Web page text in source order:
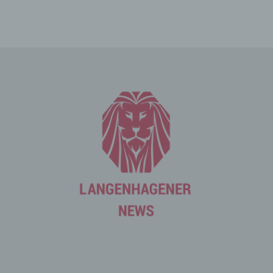
gelöscht werden. Dies ist in allen gängigen
Internetbrowsern möglich. Deaktiviert die betroffene
Person die Setzung von Cookies in dem genutzten
Internetbrowser, sind unter Umständen nicht alle
Funktionen unserer Internetseite vollumfänglich nutzbar.
Erfassung von allgemeinen Daten